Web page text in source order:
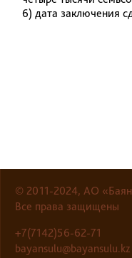
6) дата заключения
© 2011-2024, АО
Все права защищены
+7(7142)56-62-71
bayansulu@bayansulu.kz